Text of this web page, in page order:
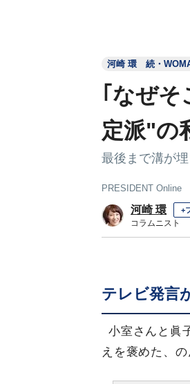
河崎 環 続・
｢なぜ
定派"の
最後まで溝が
PRESIDENT Online
河崎 環 +
コラムニスト
テレビ発言
小室さんと眞
えを褒めた、